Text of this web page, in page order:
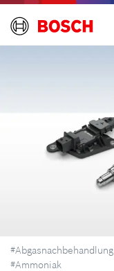
#Abgasnachbehandlung
#Ammoniak